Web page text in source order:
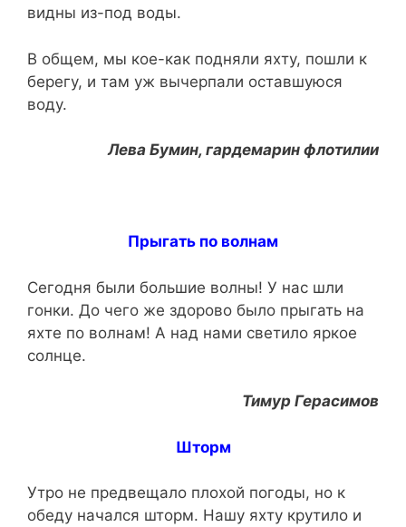
видны из-под воды.
В общем, мы кое-как подняли яхту, пошли к
берегу, и там уж вычерпали оставшуюся
воду.
Лева Бумин, гардемарин флотилии
Прыгать по волнам
Сегодня были большие волны! У нас шли
гонки. До чего же здорово было прыгать на
яхте по волнам! А над нами светило яркое
солнце.
Тимур Герасимов
Шторм
Утро не предвещало плохой погоды, но к
обеду начался шторм. Нашу яхту крутило и